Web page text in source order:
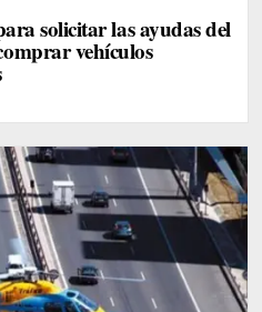
solicitar las ayudas del
vehículos